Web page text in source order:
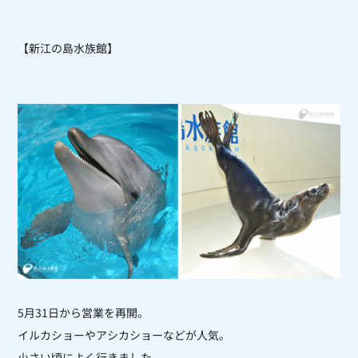
【新江の島水族館】
5月31日から営業を再開。
イルカショーやアシカショーなどが人気。